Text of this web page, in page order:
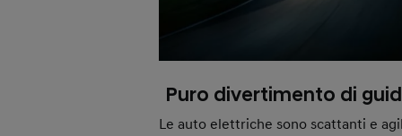
Puro divertimento di
Le auto elettriche sono scattanti e